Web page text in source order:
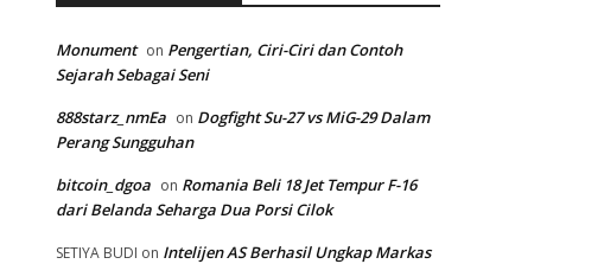
Monument on Pengertian, Ciri-Ciri dan Contoh
Sejarah Sebagai Seni
888starz_nmEa on Dogfight Su-27 vs MiG-29 Dalam
Perang Sungguhan
bitcoin_dgoa on Romania Beli 18 Jet Tempur F-16
dari Belanda Seharga Dua Porsi Cilok
SETIYA BUDI on Intelijen AS Berhasil Ungkap Markas